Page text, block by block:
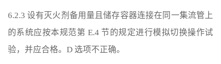
6.2.3 设有灭火剂备用量且储存容器连接在同一集流管上
的系统应按本规范第 E.4 节的规定进行模拟切换操作试
验，并应合格。D 选项不正确。